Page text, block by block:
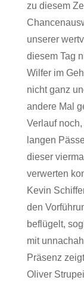
zu diesem
unserer
diesem Tag
Wilfer im
nicht ganz
andere Mal
Verlauf
langen
dieser
verwerten
Kevin
den
beflügelt,
mit
Präsenz
Oliver